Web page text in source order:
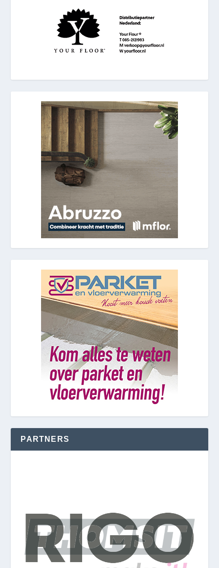
PARTNERS